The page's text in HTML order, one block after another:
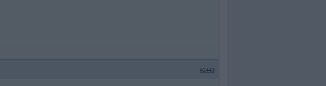
#2443